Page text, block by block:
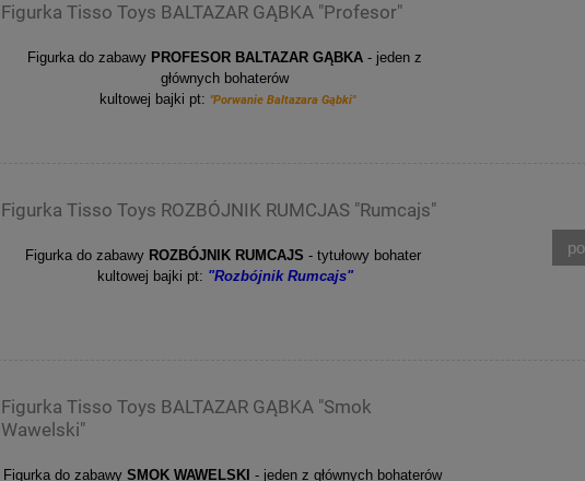
Figurka Tisso Toys BALTAZAR GĄBKA "Profesor"
Figurka do zabawy PROFESOR BALTAZAR GĄBKA- jeden z
głównych bohaterów
kultowej bajki pt: "Porwanie Baltazara Gąbki"
Figurka Tisso Toys ROZBÓJNIK RUMCJAS "Rumcajs"
Figurka do zabawyROZBÓJNIK RUMCAJS - tytułowy bohater
kultowej bajki pt: "Rozbójnik Rumcajs"
Figurka Tisso Toys BALTAZAR GĄBKA "Smok
Wawelski"
Figurka do zabawy SMOK WAWELSKI- jeden z głównych bohaterów